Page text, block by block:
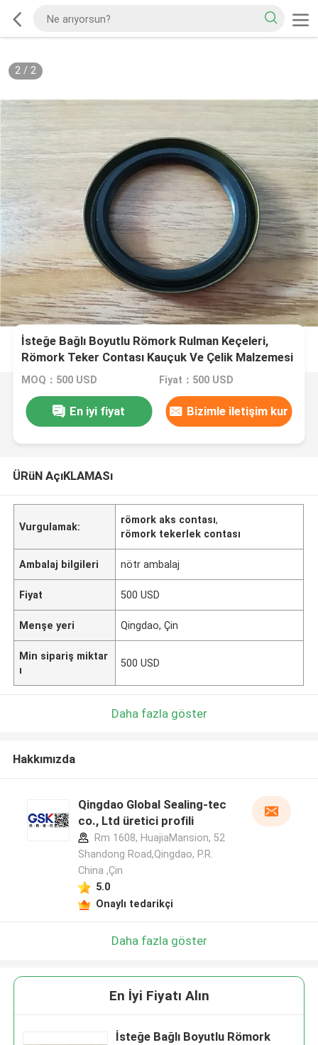
2/ 2
İsteğe Bağlı Boyutlu Römork Rulman Keçeleri,
Römork Teker Contası Kauçuk Ve Çelik Malzemesi
MOQ：500 USD Fiyat：500 USD
En iyi fiyat Bizimle iletişim kur
ÜRüN AçıKLAMASı
Vurgulamak:
römork aks contası,
römork tekerlek contası
Ambalaj bilgileri nötr ambalaj
Fiyat 500 USD
Menşe yeri Qingdao, Çin
Min sipariş miktar
ı
500 USD
Daha fazla göster
Hakkımızda
Qingdao Global Sealing-tec
co., Ltd üretici profili
Rm 1608, HuajiaMansion, 52
Shandong Road,Qingdao, P.R.
China ,Çin
5.0
Onaylı tedarikçi
Daha fazla göster
En İyi Fiyatı Alın
İsteğe Bağlı Boyutlu Römork